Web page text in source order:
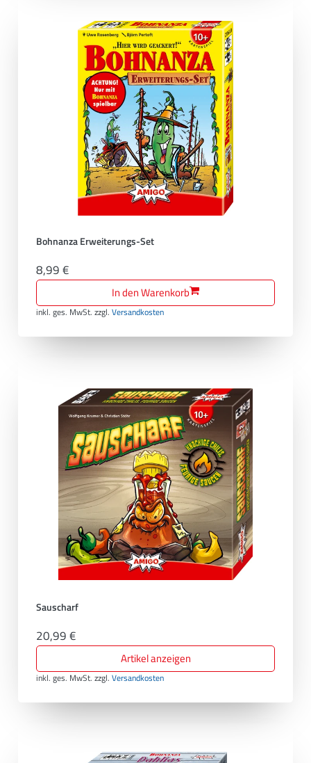
Bohnanza Erweiterungs-Set
8,99 €
In den Warenkorb
inkl. ges. MwSt. zzgl.Versandkosten
Sauscharf
20,99 €
Artikel anzeigen
inkl. ges. MwSt. zzgl.Versandkosten